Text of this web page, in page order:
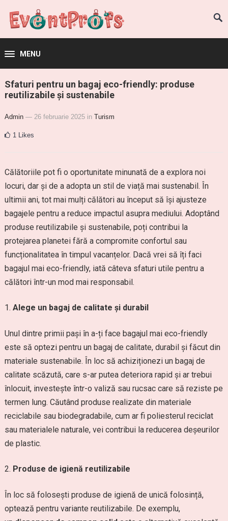
MENU
Sfaturi pentru un bagaj eco-friendly: produse
reutilizabile și sustenabile
Admin — 26 februarie 2025 in Turism
1 Likes
Călătoriile pot fi o oportunitate minunată de a explora noi
locuri, dar și de a adopta un stil de viață mai sustenabil. În
ultimii ani, tot mai mulți călători au început să își ajusteze
bagajele pentru a reduce impactul asupra mediului. Adoptând
produse reutilizabile și sustenabile, poți contribui la
protejarea planetei fără a compromite confortul sau
funcționalitatea în timpul vacanțelor. Dacă vrei să îți faci
bagajul mai eco-friendly, iată câteva sfaturi utile pentru a
călători într-un mod mai responsabil.
Alege un bagaj de calitate și durabil
Unul dintre primii pași în a-ți face bagajul mai eco-friendly
este să optezi pentru un bagaj de calitate, durabil și făcut din
materiale sustenabile. În loc să achiziționezi un bagaj de
calitate scăzută, care s-ar putea deteriora rapid și ar trebui
înlocuit, investește într-o valiză sau rucsac care să reziste pe
termen lung. Căutând produse realizate din materiale
reciclabile sau biodegradabile, cum ar fi poliesterul reciclat
sau materialele naturale, vei contribui la reducerea deșeurilor
de plastic.
Produse de igienă reutilizabile
În loc să folosești produse de igienă de unică folosință,
optează pentru variante reutilizabile. De exemplu,